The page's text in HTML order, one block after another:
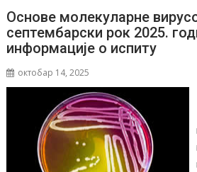
Основе молекуларне
септембарски рок 2025.
информације о испиту
октобар 14, 2025